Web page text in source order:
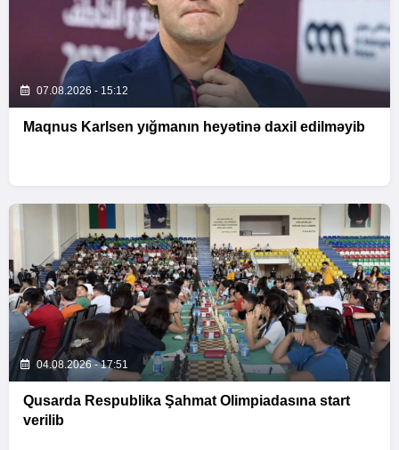
07.08.2026 - 15:12
Maqnus Karlsen yığmanın heyətinə daxil edilməyib
04.08.2026 - 17:51
Qusarda Respublika Şahmat Olimpiadasına start
verilib